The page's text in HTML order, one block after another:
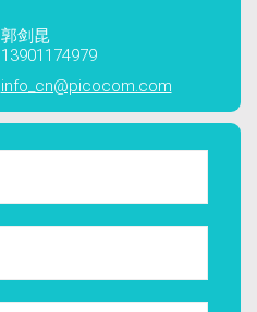
郭剑昆
13901174979
info_cn@picocom.com